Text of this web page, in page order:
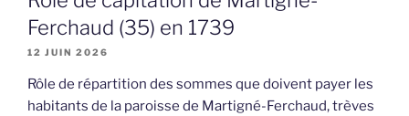
Ferchaud (35) en 1739
12 JUIN 2026
Rôle de répartition des sommes que doivent payer les
habitants de la paroisse de Martigné-Ferchaud, trèves